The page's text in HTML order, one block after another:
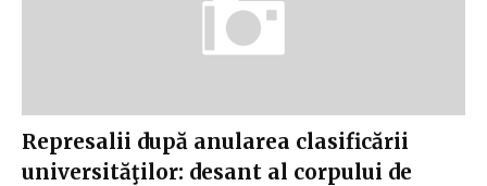
Represalii după anularea clasificării
universităţilor: desant al corpului de